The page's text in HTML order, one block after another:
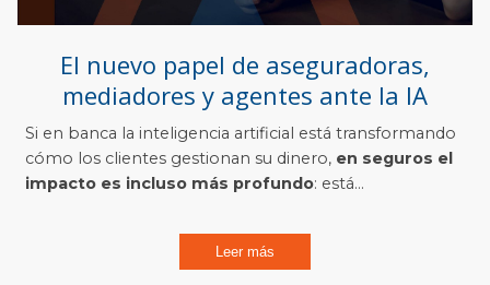
El nuevo papel de aseguradoras,
mediadores y agentes ante la IA
Si en banca la inteligencia artificial está transformando
cómo los clientes gestionan su dinero, en seguros el
impacto es incluso más profundo: está...
Leer más